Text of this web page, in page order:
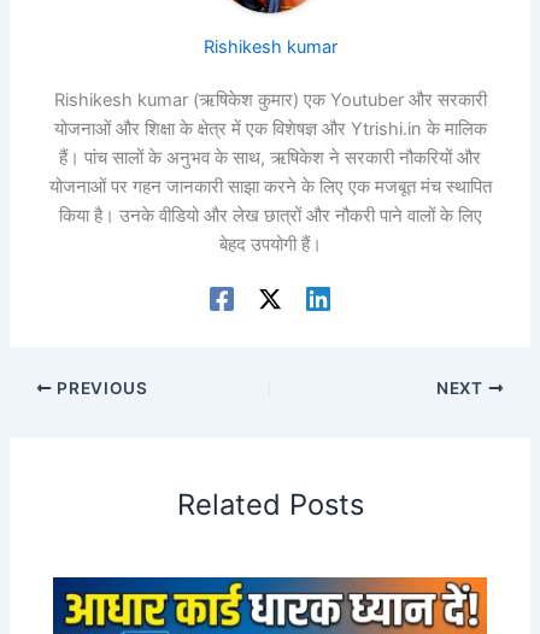
Rishikesh kumar
Rishikesh kumar (ऋषिकेश कुमार) एक Youtuber और सरकारी
योजनाओं और शिक्षा के क्षेत्र में एक विशेषज्ञ और Ytrishi.in के मालिक
हैं। पांच सालों के अनुभव के साथ, ऋषिकेश ने सरकारी नौकरियों और
योजनाओं पर गहन जानकारी साझा करने के लिए एक मजबूत मंच स्थापित
किया है। उनके वीडियो और लेख छात्रों और नौकरी पाने वालों के लिए
बेहद उपयोगी हैं।
PREVIOUS NEXT
Related Posts